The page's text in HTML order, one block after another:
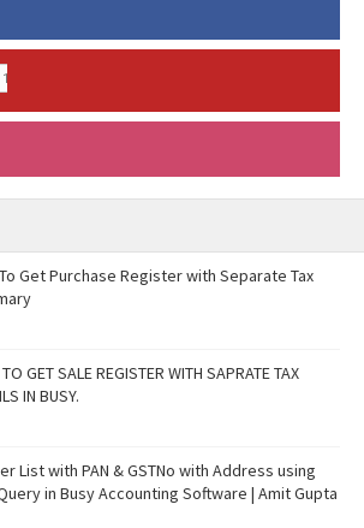
Get Purchase Register with Separate Tax
GET SALE REGISTER WITH SAPRATE TAX
IN BUSY.
List with PAN & GSTNo with Address using
in Busy Accounting Software | Amit Gupta